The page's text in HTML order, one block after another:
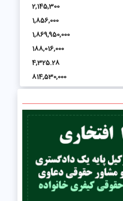
2,145,300
1,856,000
1,869,950,000
188,016,000
4,325.28
814,530,000